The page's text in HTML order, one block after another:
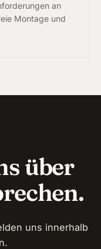
an
Montage und
über
uns innerhalb